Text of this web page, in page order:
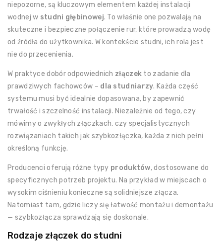
niepozorne, są kluczowym elementem każdej instalacji
wodnej w studni głębinowej. To właśnie one pozwalają na
skuteczne i bezpieczne połączenie rur, które prowadzą wodę
od źródła do użytkownika. W kontekście studni, ich rola jest
nie do przecenienia.
W praktyce dobór odpowiednich złączek to zadanie dla
prawdziwych fachowców – dla studniarzy. Każda część
systemu musi być idealnie dopasowana, by zapewnić
trwałość i szczelność instalacji. Niezależnie od tego, czy
mówimy o zwykłych złączkach, czy specjalistycznych
rozwiązaniach takich jak szybkozłączka, każda z nich pełni
określoną funkcję.
Producenci oferują różne typy produktów, dostosowane do
specyficznych potrzeb projektu. Na przykład w miejscach o
wysokim ciśnieniu konieczne są solidniejsze złącza.
Natomiast tam, gdzie liczy się łatwość montażu i demontażu
— szybkozłącza sprawdzają się doskonale.
Rodzaje złączek do studni